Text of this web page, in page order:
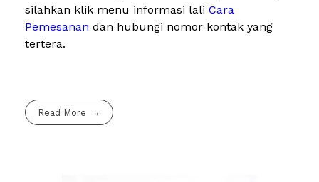
silahkan klik menu informasi lali Cara
Pemesanan dan hubungi nomor kontak yang
tertera.
Read More